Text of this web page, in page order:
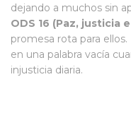
dejando a muchos sin
ODS 16 (Paz, justicia
promesa rota para
en una palabra vacía
injusticia diaria.